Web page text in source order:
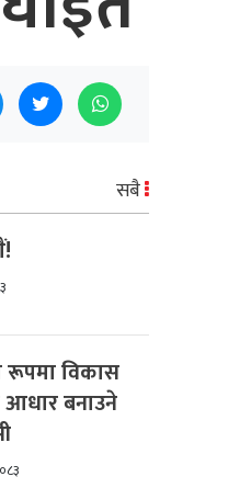
सबै
रूपमा विकास
आधार बनाउने